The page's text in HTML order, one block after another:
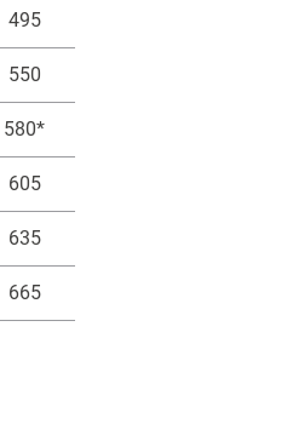
495
550
580*
605
635
665